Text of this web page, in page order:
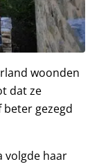
woonden
dat ze
gezegd
volgde haar